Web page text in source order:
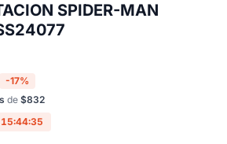
SPIDER-MAN
-17%
de $832